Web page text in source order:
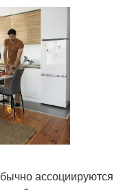
ассоциируются